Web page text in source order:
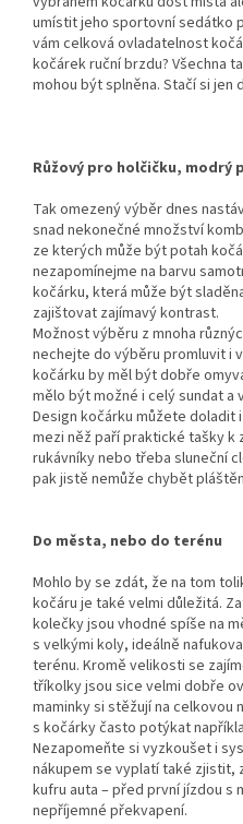
umístit jeho sportovní sedátko
vám celková ovladatelnost
kočárek ruční brzdu? Všechna
mohou být splněna. Stačí si
Růžový pro holčičku, modrý
Tak omezený výběr dnes
snad nekonečné množství
ze kterých může být potah
nezapomínejme na barvu
kočárku, která může být
zajištovat zajímavý kontrast.
Možnost výběru z mnoha
nechejte do výběru promluvit i
kočárku by měl být dobře
mělo být možné i celý sundat a
Design kočárku můžete doladit
mezi něž paří praktické tašky k
rukávníky nebo třeba sluneční
pak jistě nemůže chybět
Do města, nebo do terénu
Mohlo by se zdát, že na tom
kočáru je také velmi důležitá.
kolečky jsou vhodné spíše na
s velkými koly, ideálně
terénu. Kromě velikosti se
tříkolky jsou sice velmi dobře
maminky si stěžují na celkovou
s kočárky často potýkat
Nezapomeňte si vyzkoušet i
nákupem se vyplatí také zjistit,
kufru auta – před první jízdou s
nepříjemné překvapení.